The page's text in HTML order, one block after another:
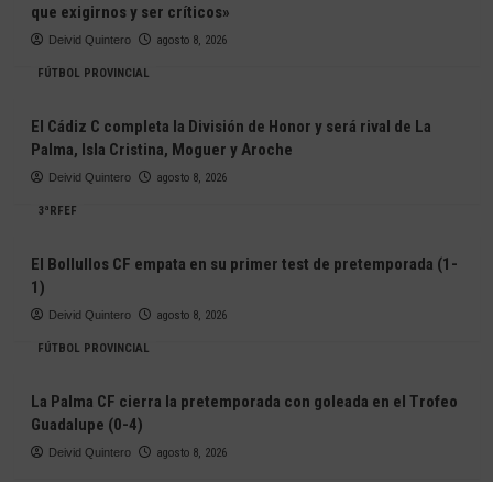
que exigirnos y ser críticos»
Deivid Quintero agosto 8, 2026
FÚTBOL PROVINCIAL
El Cádiz C completa la División de Honor y será rival de La
Palma, Isla Cristina, Moguer y Aroche
Deivid Quintero agosto 8, 2026
3ªRFEF
El Bollullos CF empata en su primer test de pretemporada (1-
1)
Deivid Quintero agosto 8, 2026
FÚTBOL PROVINCIAL
La Palma CF cierra la pretemporada con goleada en el Trofeo
Guadalupe (0-4)
Deivid Quintero agosto 8, 2026